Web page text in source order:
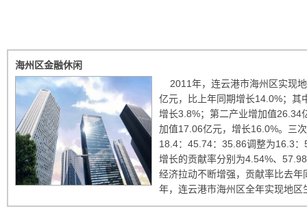
海州区金融休闲
2011年，连云港市海州区实现
亿元，比上年同期增长14.0%；其
增长3.8%；第二产业增加值26.34
加值17.06亿元，增长16.0%。三
18.4：45.74：35.86调整为16.3
增长的贡献率分别为4.54%、
经济拉动不断增强，贡献率比去
年，连云港市海州区全年实现地